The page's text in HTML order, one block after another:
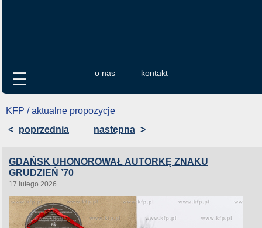
o nas kontakt
☰
KFP / aktualne propozycje
< poprzednia następna >
GDAŃSK UHONOROWAŁ AUTORKĘ ZNAKU
GRUDZIEŃ ’70
17 lutego 2026